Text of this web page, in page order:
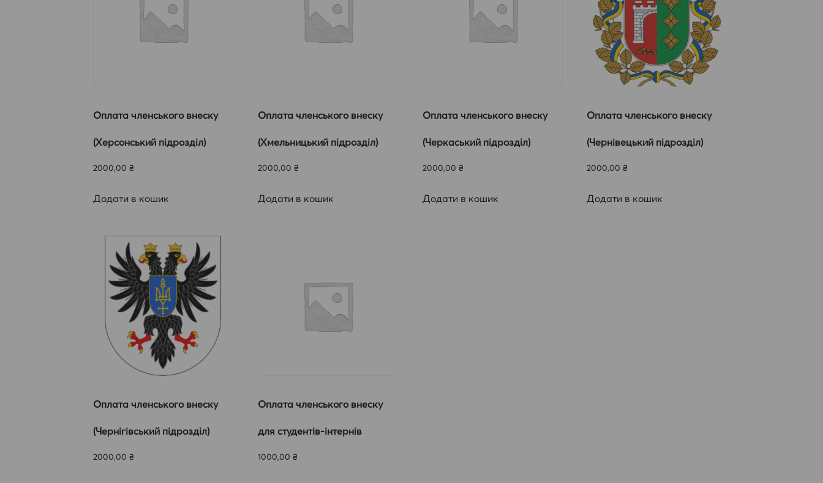
Оплата членського внеску
(Херсонський підрозділ)
2000,00 ₴
Додати в кошик
Оплата членського внеску
(Хмельницький підрозділ)
2000,00 ₴
Додати в кошик
Оплата членського внеску
(Черкаський підрозділ)
2000,00 ₴
Додати в кошик
Оплата членського внеску
(Чернівецький підрозділ)
2000,00₴
Додати в кошик
Оплата членського внеску
(Чернігівський підрозділ)
2000,00 ₴
Оплата членського внеску
для студентів-інтернів
1000,00 ₴